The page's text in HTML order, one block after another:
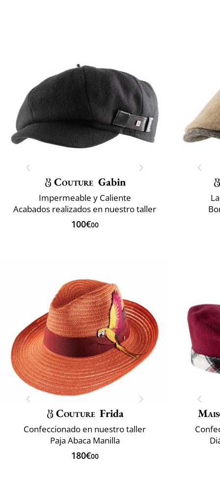
Couture Gabin
Impermeable y Caliente
Acabados realizados en nuestro taller
100€00
Couture Frida
Confeccionado en nuestro taller
Paja Abaca Manilla
180€00